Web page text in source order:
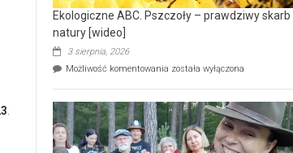
ścieków
[wideo]
Ekologiczne ABC. Pszczoły – prawdziwy skarb
natury [wideo]
3 sierpnia, 2026
Możliwość komentowania Ekologiczne
–
prawdziwy
skarb
natury
została wyłączona